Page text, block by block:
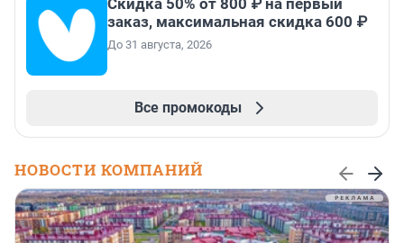
Скидка 50% от 800 ₽ на первый
заказ, максимальная скидка 600 ₽
До 31 августа, 2026
Все промокоды
НОВОСТИ КОМПАНИЙ